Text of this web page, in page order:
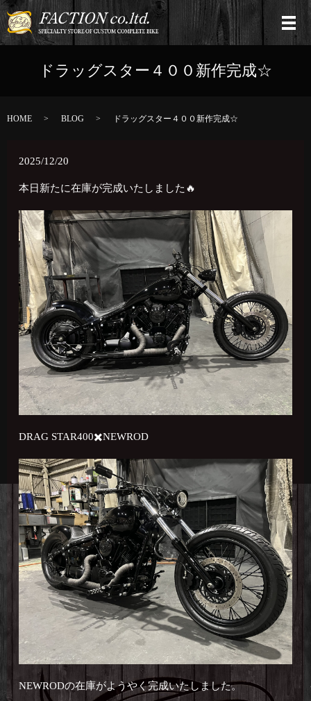
ドラッグスター４００新作完成☆
HOME BLOG ドラッグスター４００新作完成☆
2025/12/20
本日新たに在庫が完成いたしました🔥
DRAG STAR400✖️NEWROD
NEWRODの在庫がようやく完成いたしました。